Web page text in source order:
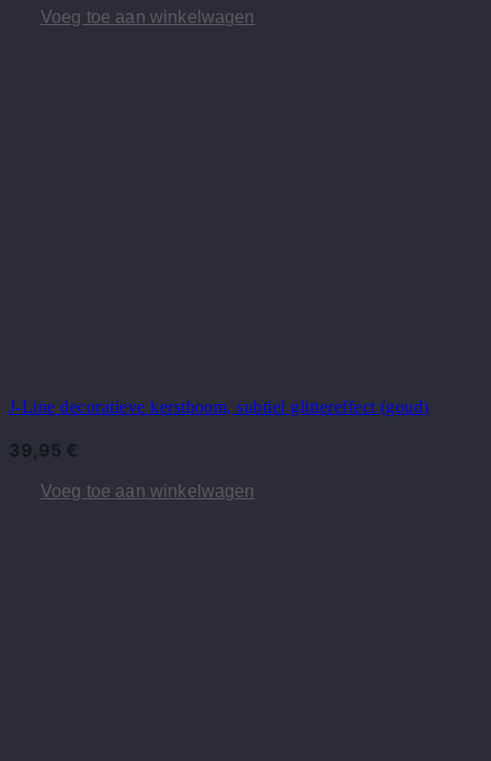
Voeg toe aan winkelwagen
J-Line decoratieve kerstboom, subtiel glittereffect (goud)
39,95 €
Voeg toe aan winkelwagen